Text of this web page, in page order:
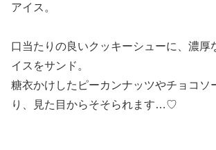
アイス。
口当たりの良いクッキーシューに、濃厚
イスをサンド。
糖衣かけしたピーカンナッツやチョコソ
り、見た目からそそられます…♡